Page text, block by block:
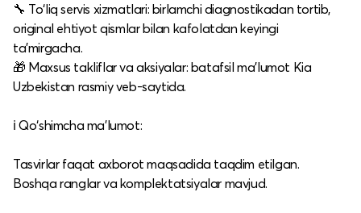
🔧 To‘liq servis xizmatlari: birlamchi diagnostikadan tortib,
original ehtiyot qismlar bilan kafolatdan keyingi
ta’mirgacha.​
🎁 Maxsus takliflar va aksiyalar: batafsil ma’lumot Kia
Uzbekistan rasmiy veb-saytida.​
ℹ️ Qo‘shimcha ma’lumot:
Tasvirlar faqat axborot maqsadida taqdim etilgan.​
Boshqa ranglar va komplektatsiyalar mavjud.​